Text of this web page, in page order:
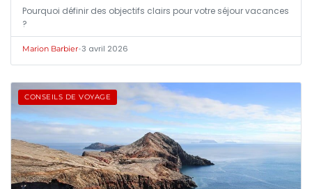
Pourquoi définir des objectifs clairs pour votre séjour vacances
?
Marion Barbier•3 avril 2026
CONSEILS DE VOYAGE